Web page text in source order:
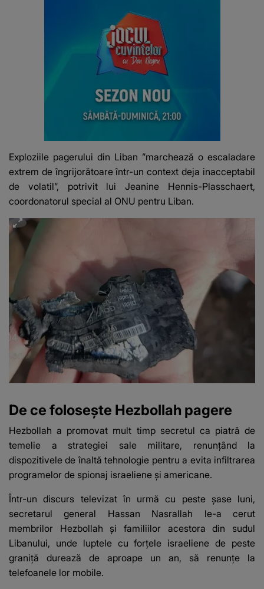
Exploziile pagerului din Liban ”marchează o escaladare
extrem de îngrijorătoare într-un context deja inacceptabil
de volatil”, potrivit lui Jeanine Hennis-Plasschaert,
coordonatorul special al ONU pentru Liban.
De ce folosește Hezbollah pagere
Hezbollah a promovat mult timp secretul ca piatră de
temelie a strategiei sale militare, renunţând la
dispozitivele de înaltă tehnologie pentru a evita infiltrarea
programelor de spionaj israeliene şi americane.
Într-un discurs televizat în urmă cu peste şase luni,
secretarul general Hassan Nasrallah le-a cerut
membrilor Hezbollah şi familiilor acestora din sudul
Libanului, unde luptele cu forţele israeliene de peste
graniţă durează de aproape un an, să renunţe la
telefoanele lor mobile.